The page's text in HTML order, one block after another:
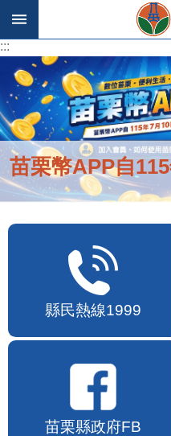
跳到主要內容區塊
:::
苗栗幣APP自
縣民熱線1999
苗栗縣政府FB